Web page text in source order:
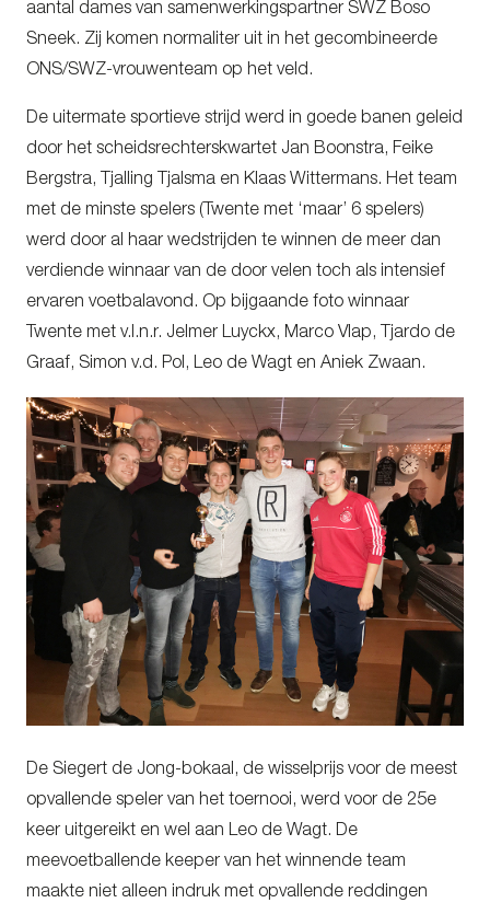
aantal dames van samenwerkingspartner SWZ Boso
Sneek. Zij komen normaliter uit in het gecombineerde
ONS/SWZ-vrouwenteam op het veld.
De uitermate sportieve strijd werd in goede banen geleid
door het scheidsrechterskwartet Jan Boonstra, Feike
Bergstra, Tjalling Tjalsma en Klaas Wittermans. Het team
met de minste spelers (Twente met ‘maar’ 6 spelers)
werd door al haar wedstrijden te winnen de meer dan
verdiende winnaar van de door velen toch als intensief
ervaren voetbalavond. Op bijgaande foto winnaar
Twente met v.l.n.r. Jelmer Luyckx, Marco Vlap, Tjardo de
Graaf, Simon v.d. Pol, Leo de Wagt en Aniek Zwaan.
De Siegert de Jong-bokaal, de wisselprijs voor de meest
opvallende speler van het toernooi, werd voor de 25e
keer uitgereikt en wel aan Leo de Wagt. De
meevoetballende keeper van het winnende team
maakte niet alleen indruk met opvallende reddingen